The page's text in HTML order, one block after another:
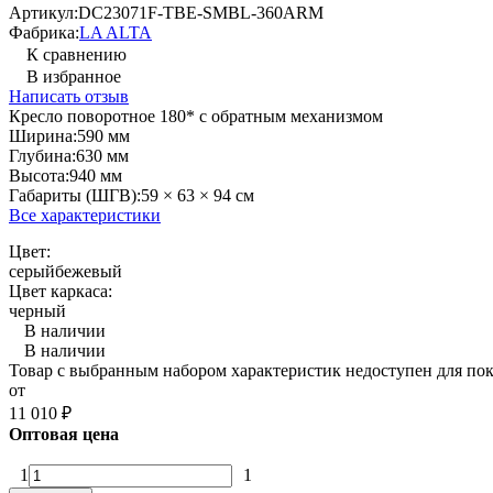
Артикул:DC23071F-TBE-SMBL-360ARM
Фабрика:LA ALTA
К сравнению
В избранное
Написать отзыв
Кресло поворотное 180* с обратным механизмом
Ширина:590 мм
Глубина:630 мм
Высота:940 мм
Габариты (ШГВ):59 × 63 × 94 см
Все характеристики
Цвет:
серыйбежевый
Цвет каркаса:
черный
В наличии
В наличии
Товар с выбранным набором характеристик недоступен для
от
11 010 ₽
Оптовая цена
1 1